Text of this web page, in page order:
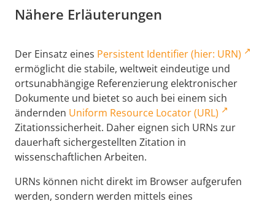
Nähere Erläuterungen
Der Einsatz eines Persistent Identifier (hier: URN)
ermöglicht die stabile, weltweit eindeutige und
ortsunabhängige Referenzierung elektronischer
Dokumente und bietet so auch bei einem sich
ändernden Uniform Resource Locator (URL)
Zitationssicherheit. Daher eignen sich URNs zur
dauerhaft sichergestellten Zitation in
wissenschaftlichen Arbeiten.
URNs können nicht direkt im Browser aufgerufen
werden, sondern werden mittels eines